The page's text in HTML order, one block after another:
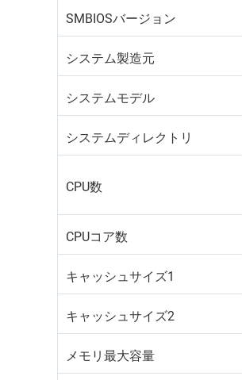
SMBIOSバージョン
システム製造元
システムモデル
システムディレクトリ
CPU数
CPUコア数
キャッシュサイズ1
キャッシュサイズ2
メモリ最大容量